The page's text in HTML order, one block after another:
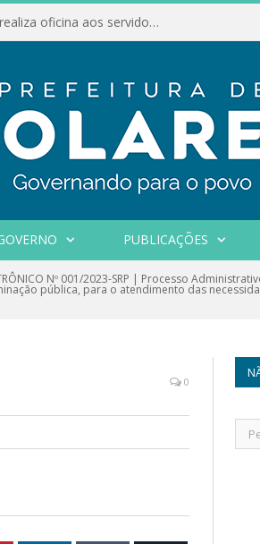
Conselho Municipal de Assistência Social realiza oficina aos servidores
PUBLICAÇÕES
Nº 001/2023-SRP | Processo
pública, para o atendimento das
0